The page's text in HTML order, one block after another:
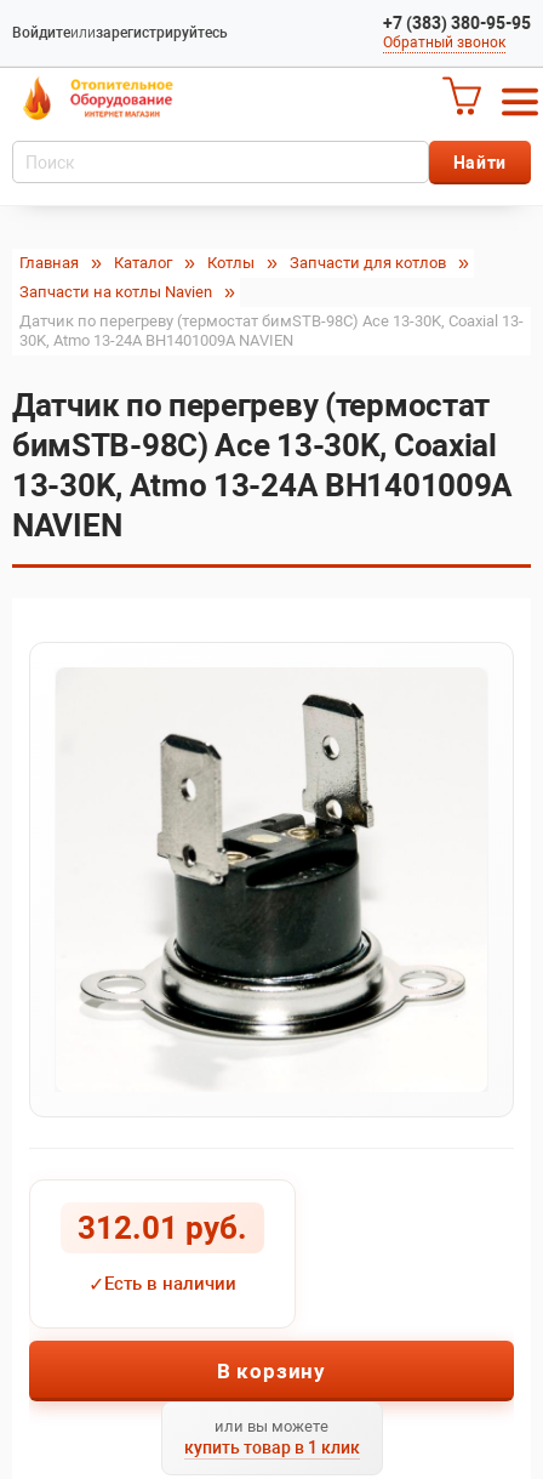
Войдитеилизарегистрируйтесь +7 (383) 380-95-95
Обратный звонок
Главная Каталог Котлы
Запчасти для котлов
Запчасти на котлы Navien
Датчик по перегреву (термостат бимSTB-98C) Ace 13-30K, Coaxial 13-
30K, Atmo 13-24A BH1401009A NAVIEN
Датчик по перегреву (термостат
бимSTB-98C) Ace 13-30K, Coaxial
13-30K, Atmo 13-24A BH1401009A
NAVIEN
312.01 руб.
✓Есть в наличии
В корзину
или вы можете
купить товар в 1 клик